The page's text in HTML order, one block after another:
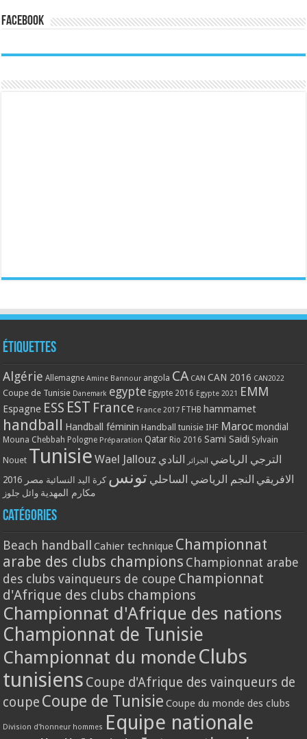
Facebook
Étiquettes
Algérie Allemagne Amine Bannour angola CA CAN CAN 2016 CAN2022
Coupe de Tunisie Danemark egypte Egypte 2016 Egypte 2021 EMM
Espagne ESS EST France France 2017 FTHB hammamet
handball Handball féminin Handball tunisie IHF Maroc mondial
Mouna Chebbah Pologne Préparation Qatar Rio 2016 Sami Saidi Sylvain
Nouet Tunisie Wael Jallouz الترجي الرياضي الجزائر النادي
الافريقي النجم الرياضي الساحلي تونس كرة اليد النسائية مصر 2016
مكارم المهدية وائل جلوز
Catégories
Beach handball Cahier technique Championnat
arabe des clubs champions Championnat arabe
des clubs vainqueurs de coupe Championnat
d'Afrique des clubs champions
Championnat d'Afrique des nations
Championnat de Tunisie
Championnat du monde Clubs
tunisiens Coupe d'Afrique des vainqueurs de
coupe Coupe de Tunisie Coupe du monde des clubs
Division d'honneur hommes Equipe nationale